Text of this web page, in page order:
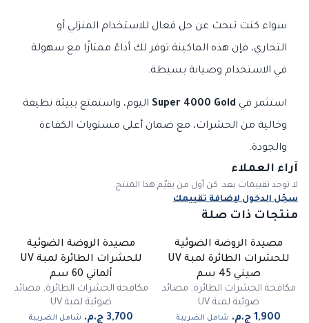
سواء كنت تبحث عن حل فعال للاستخدام المنزلي أو
التجاري، فإن هذه الماكينة توفر لك أداءً ممتازًا مع سهولة
في الاستخدام وصيانة بسيطة.
استثمر في Super 4000 Gold اليوم، واستمتع ببيئة نظيفة
وخالية من الحشرات، مع ضمان أعلى مستويات الكفاءة
والجودة.
آراء العملاء
لا توجد تقييمات بعد. كن أول من يقيّم هذا المنتج.
سجّل الدخول لإضافة تقييمك
منتجات ذات صلة
مصيدة الروضة الضوئية
للحشرات الطائرة لمبة UV
صيني 45 سم
مكافحة الحشرات الطائرة, مصائد
ضوئية لمبة UV
شامل الضريبة
مصيدة الروضة الضوئية
للحشرات الطائرة لمبة UV
ألماني 60 سم
مكافحة الحشرات الطائرة, مصائد
ضوئية لمبة UV
شامل الضريبة